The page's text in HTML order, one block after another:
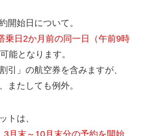
開始日について。
乗日2か月前の同一日（午前9時
能となります。
引」の航空券を含みますが、
またしても例外。
トは、